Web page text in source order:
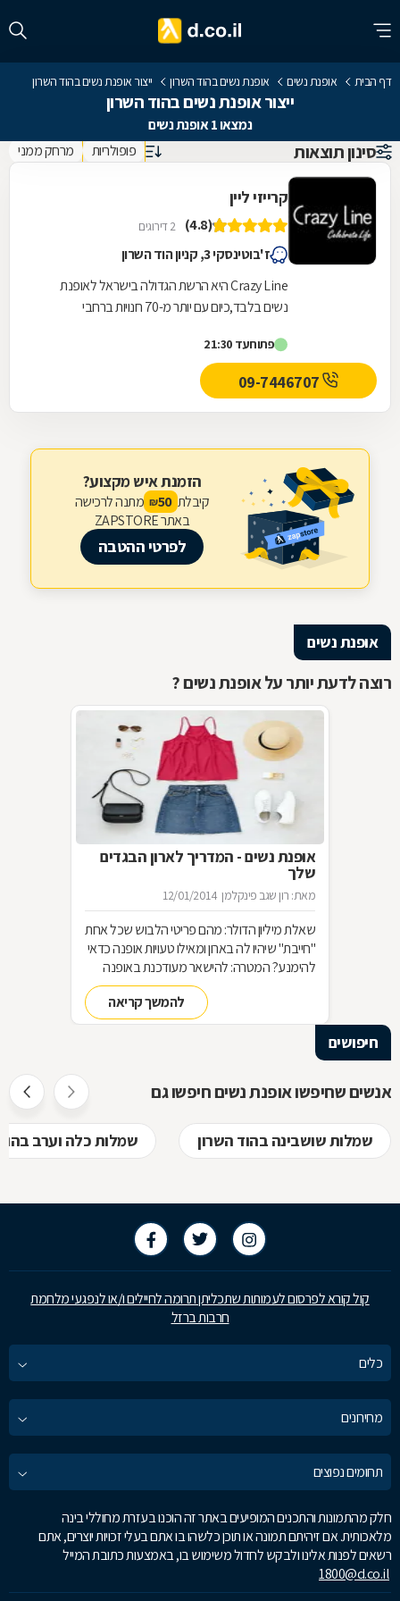
דף הבית אופנת נשים אופנת נשים בהוד השרון ייצור אופנת נשים בהוד השרון
ייצור אופנת נשים בהוד השרון
נמצאו 1 אופנת נשים
סינון תוצאות פופולריות מרחק ממני
קרייזי ליין
(4.8) 2 דירוגים
ז'בוטינסקי 3, קניון הוד השרון
Crazy Line היא הרשת הגדולה בישראל לאופנת
נשים בלבד,כיום עם יותר מ-70 חנויות ברחבי
הנאמן שלה בגדים...
פתוחעד 21:30
09-7446707
הזמנת איש מקצוע?
קיבלת 50
₪ מתנה לרכישה
באתר ZAPSTORE
לפרטי ההטבה
אופנת נשים
רוצה לדעת יותר על אופנת נשים ?
אופנת נשים - המדריך לארון הבגדים
שלך
מאת: רון שגב פינקלמן 12/01/2014
שאלת מיליון הדולר: מהם פריטי הלבוש שכל אחת
"חייבת" שיהיו לה בארון ומאילו טעויות אופנה כדאי
להימנע? המטרה: להישאר מעודכנת באופנה
מבלי להחליף מלתחה שלמה כל עונה האמצעי:
להמשך קריאה
חיפושים
אנשים שחיפשו אופנת נשים חיפשו גם
שמלות שושבינה בהוד השרון שמלות כלה וערב
קול קורא לפרסום לעמותות שתכליתן תרומה לחיילים ו/או לנפגעי מלחמת
חרבות ברזל
כלים
מחירונים
תחומים נפוצים
חלק מהתמונות והתכנים המופיעים באתר זה הוכנו בעזרת מחוללי בינה
מלאכותית. אם זיהיתם תמונה או תוכן כלשהו בו אתם בעלי זכויות יוצרים, אתם
רשאים לפנות אלינו ולבקש לחדול משימוש בו, באמצעות כתובת המייל
1800@d.co.il